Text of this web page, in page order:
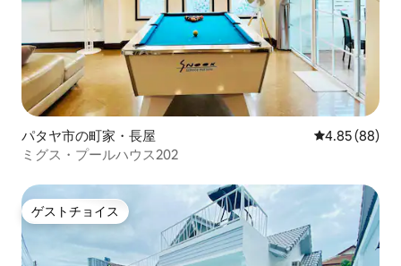
パタヤ市の町家・長屋 レビュー88
4.85 (88)
ミグス・プールハウス202
ゲストチョイス
ゲストチョイス